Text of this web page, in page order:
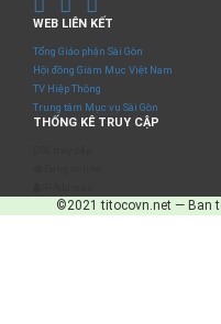
WEB LIÊN KẾT
Tổng Giáo phận Sài Gòn
Hội đồng Giám Mục Việt Nam
TV Hiệp Thông
Trung tâm Mục vụ Sài Gòn
THỐNG KÊ TRUY CẬP
©2021 titocovn.net — Ban